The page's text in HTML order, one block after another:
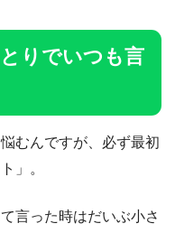
りでいつも言
むんですが、必ず最初
」。
言った時はだいぶ小さ